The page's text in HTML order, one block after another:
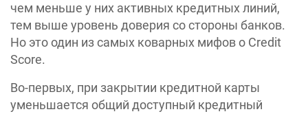
чем меньше у них активных кредитных линий,
тем выше уровень доверия со стороны банков.
Но это один из самых коварных мифов о Credit
Score.
Во-первых, при закрытии кредитной карты
уменьшается общий доступный кредитный